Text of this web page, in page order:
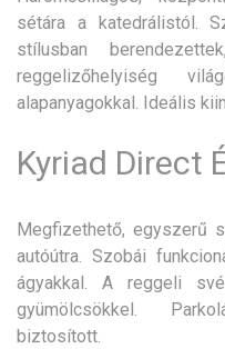
sétára a katedrálistól.
stílusban
reggelizőhelyiség
alapanyagokkal. Ideális
Kyriad Direct
Megfizethető, egyszerű
autóútra. Szobái
ágyakkal. A reggeli
gyümölcsökkel.
biztosított.